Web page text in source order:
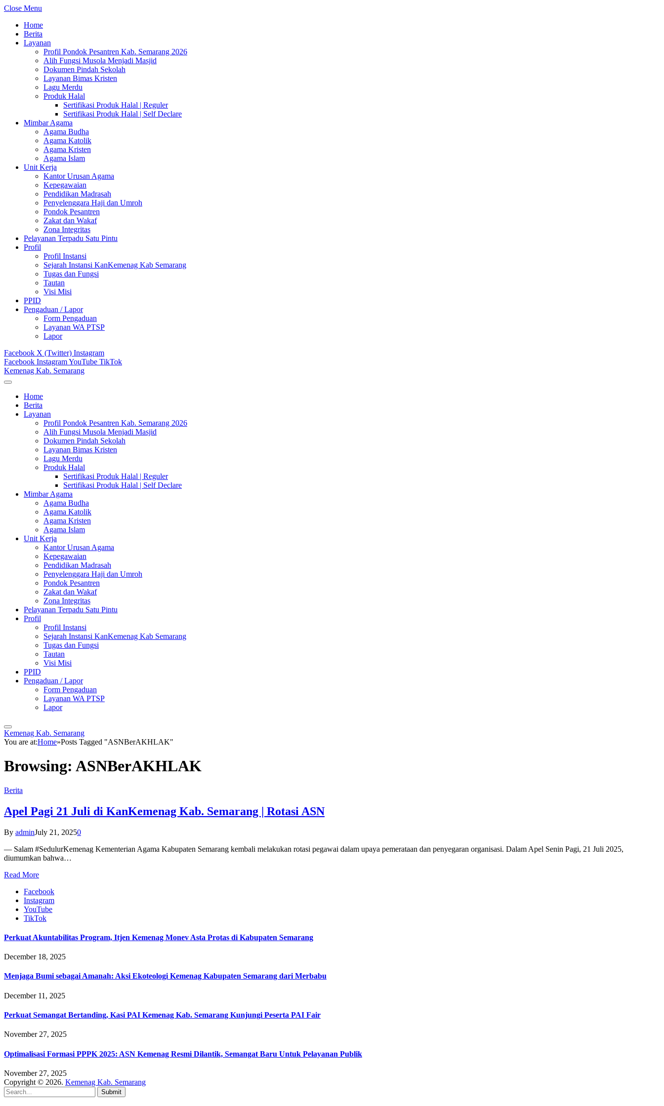
Close Menu
Home
Berita
Layanan
Profil Pondok Pesantren Kab. Semarang 2026
Alih Fungsi Musola Menjadi Masjid
Dokumen Pindah Sekolah
Layanan Bimas Kristen
Lagu Merdu
Produk Halal
Sertifikasi Produk Halal | Reguler
Sertifikasi Produk Halal | Self Declare
Mimbar Agama
Agama Budha
Agama Katolik
Agama Kristen
Agama Islam
Unit Kerja
Kantor Urusan Agama
Kepegawaian
Pendidikan Madrasah
Penyelenggara Haji dan Umroh
Pondok Pesantren
Zakat dan Wakaf
Zona Integritas
Pelayanan Terpadu Satu Pintu
Profil
Profil Instansi
Sejarah Instansi KanKemenag Kab Semarang
Tugas dan Fungsi
Tautan
Visi Misi
PPID
Pengaduan / Lapor
Form Pengaduan
Layanan WA PTSP
Lapor
Facebook X (Twitter) Instagram
Facebook InstagramYouTube TikTok
Kemenag Kab. Semarang
Home
Berita
Layanan
Profil Pondok Pesantren Kab. Semarang 2026
Alih Fungsi Musola Menjadi Masjid
Dokumen Pindah Sekolah
Layanan Bimas Kristen
Lagu Merdu
Produk Halal
Sertifikasi Produk Halal | Reguler
Sertifikasi Produk Halal | Self Declare
Mimbar Agama
Agama Budha
Agama Katolik
Agama Kristen
Agama Islam
Unit Kerja
Kantor Urusan Agama
Kepegawaian
Pendidikan Madrasah
Penyelenggara Haji dan Umroh
Pondok Pesantren
Zakat dan Wakaf
Zona Integritas
Pelayanan Terpadu Satu Pintu
Profil
Profil Instansi
Sejarah Instansi KanKemenag Kab Semarang
Tugas dan Fungsi
Tautan
Visi Misi
PPID
Pengaduan / Lapor
Form Pengaduan
Layanan WA PTSP
Lapor
Kemenag Kab. Semarang
You are at:Home»Posts Tagged "ASNBerAKHLAK"
Browsing: ASNBerAKHLAK
Berita
Apel Pagi 21 Juli di KanKemenag Kab. Semarang | Rotasi ASN
By adminJuly 21, 20250
— Salam #SedulurKemenag Kementerian Agama Kabupaten Semarang kembali melakukan rotasi pegawai dalam upaya pemerataan dan penyegaran organisasi. Dalam Apel Senin Pagi, 21 Juli 2025,
diumumkan bahwa…
Read More
Facebook
Instagram
YouTube
TikTok
Perkuat Akuntabilitas Program, Itjen Kemenag Monev Asta Protas di Kabupaten Semarang
December 18, 2025
Menjaga Bumi sebagai Amanah: Aksi Ekoteologi Kemenag Kabupaten Semarang dari Merbabu
December 11, 2025
Perkuat Semangat Bertanding, Kasi PAI Kemenag Kab. Semarang Kunjungi Peserta PAI Fair
November 27, 2025
Optimalisasi Formasi PPPK 2025: ASN Kemenag Resmi Dilantik, Semangat Baru Untuk Pelayanan Publik
November 27, 2025
Copyright © 2026. Kemenag Kab. Semarang
Submit